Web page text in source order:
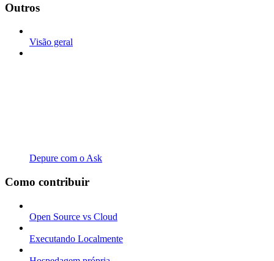
Outros
Visão geral
Depure com o Ask
Como contribuir
Open Source vs Cloud
Executando Localmente